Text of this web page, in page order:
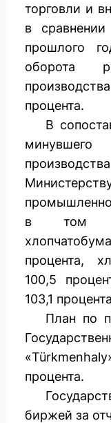
торговли и
в
прошлого
оборота
процента.
В
в том
процента,
100,5
103,1
План по
процента.
биржей за